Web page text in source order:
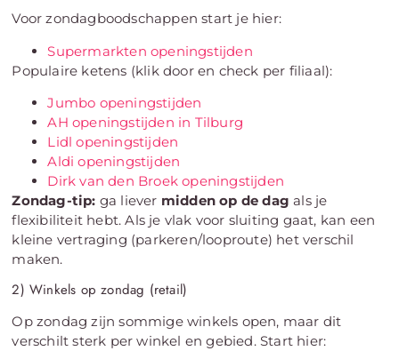
Voor zondagboodschappen start je hier:
Supermarkten openingstijden
Populaire ketens (klik door en check per filiaal):
Jumbo openingstijden
AH openingstijden in Tilburg
Lidl openingstijden
Aldi openingstijden
Dirk van den Broek openingstijden
Zondag-tip: ga liever midden op de dag als je
flexibiliteit hebt. Als je vlak voor sluiting gaat, kan een
kleine vertraging (parkeren/looproute) het verschil
maken.
2) Winkels op zondag (retail)
Op zondag zijn sommige winkels open, maar dit
verschilt sterk per winkel en gebied. Start hier: